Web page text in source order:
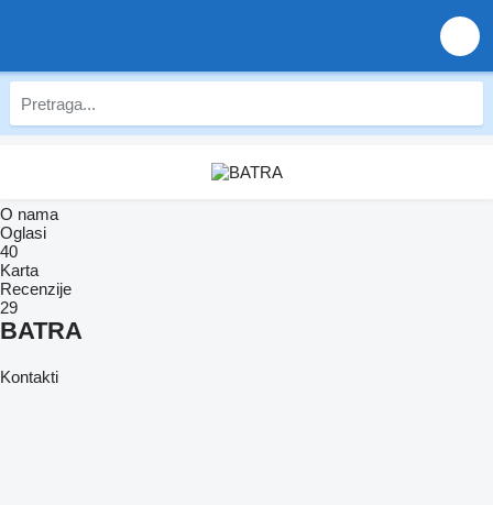
O nama
Oglasi
40
Karta
Recenzije
29
BATRA
Kontakti